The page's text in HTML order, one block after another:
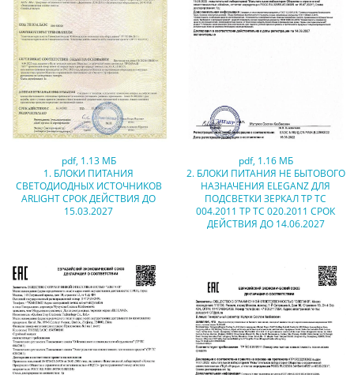
pdf, 1.13 МБ
1. БЛОКИ ПИТАНИЯ
СВЕТОДИОДНЫХ ИСТОЧНИКОВ
ARLIGHT СРОК ДЕЙСТВИЯ ДО
15.03.2027
pdf, 1.16 МБ
2. БЛОКИ ПИТАНИЯ НЕ БЫТОВОГО
НАЗНАЧЕНИЯ ELEGANZ ДЛЯ
ПОДСВЕТКИ ЗЕРКАЛ ТР ТС
004.2011 ТР ТС 020.2011 СРОК
ДЕЙСТВИЯ ДО 14.06.2027